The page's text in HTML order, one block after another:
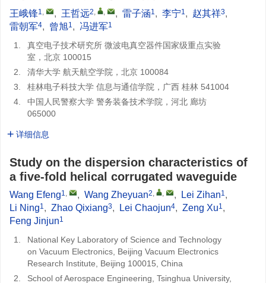
王峨锋1, , 王哲远2, , , 雷子涵1, 李宁1, 赵其祥3,
雷朝军4, 曾旭1, 冯进军1
1.
真空电子技术研究所 微波电真空器件国家级重点实验
室，北京 100015
2.
清华大学 航天航空学院，北京 100084
3.
桂林电子科技大学 信息与通信学院，广西 桂林 541004
4.
中国人民警察大学 警务装备技术学院，河北 廊坊
065000
详细信息
Study on the dispersion characteristics of
a five-fold helical corrugated waveguide
Wang Efeng1, , Wang Zheyuan2, , , Lei Zihan1,
Li Ning1, Zhao Qixiang3, Lei Chaojun4, Zeng Xu1,
Feng Jinjun1
1.
National Key Laboratory of Science and Technology
on Vacuum Electronics, Beijing Vacuum Electronics
Research Institute, Beijing 100015, China
2.
School of Aerospace Engineering, Tsinghua University,